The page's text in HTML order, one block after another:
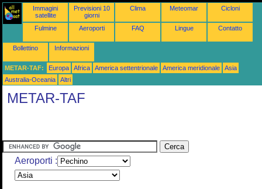
Immagini
satellite
Previsioni 10
giorni
Clima Meteomar Cicloni
Fulmine Aeroporti FAQ Lingue Contatto
Bollettino Informazioni
METAR-TAF: Europa Africa America settentrionale America meridionale
Asia
Australia-Oceania
Altri
METAR-TAF
Aeroporti :